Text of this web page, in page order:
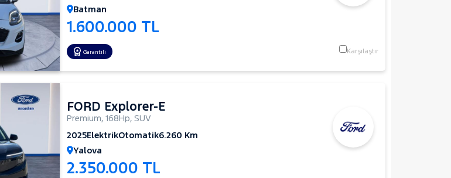
Batman
1.600.000 TL
Garantili Karşılaştır
FORD Explorer-E
Premium, 168Hp, SUV
2025ElektrikOtomatik6.260 Km
Yalova
2.350.000 TL